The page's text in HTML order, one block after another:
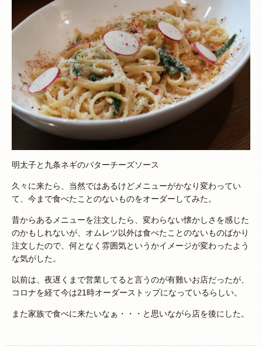
明太子と九条ネギのバターチーズソース
久々に来たら、当然ではあるけどメニューがかなり変わってい
て、今まで食べたことのないものをオーダーしてみた。
昔からあるメニューを注文したら、変わらない懐かしさを感じた
のかもしれないが、オムレツ以外は食べたことのないものばかり
注文したので、何となく雰囲気というかイメージが変わったよう
な気がした。
以前は、夜遅くまで営業してると言うのが有難いお店だったが、
コロナを経て今は21時オーダーストップになっているらしい。
また家族で食べに来たいなぁ・・・と思いながら店を後にした。